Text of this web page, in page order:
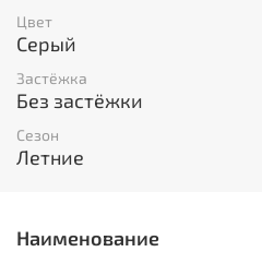
Цвет
Серый
Застёжка
Без застёжки
Сезон
Летние
Наименование